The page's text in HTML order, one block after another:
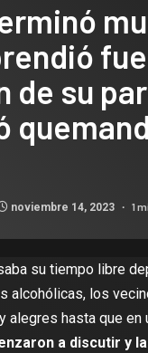
de su
noviembre 14, 2023 1
su tiempo libre
alcohólicas, los
alegres hasta que en
a discutir y